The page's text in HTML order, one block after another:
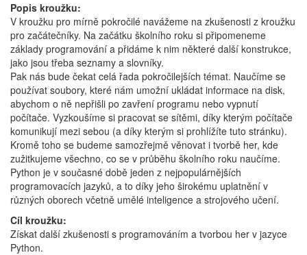
Popis kroužku:
V kroužku pro mírně pokročilé navážeme na zkušenosti z kroužku
pro začátečníky. Na začátku školního roku si připomeneme
základy programování a přidáme k nim některé další konstrukce,
jako jsou třeba seznamy a slovníky.
Pak nás bude čekat celá řada pokročilejších témat. Naučíme se
používat soubory, které nám umožní ukládat informace na disk,
abychom o ně nepřišli po zavření programu nebo vypnutí
počítače. Vyzkoušíme si pracovat se sítěmi, díky kterým počítače
komunikují mezi sebou (a díky kterým si prohlížíte tuto stránku).
Kromě toho se budeme samozřejmě věnovat i tvorbě her, kde
zužitkujeme všechno, co se v průběhu školního roku naučíme.
Python je v současné době jeden z nejpopulárnějších
programovacích jazyků, a to díky jeho širokému uplatnění v
různých oborech včetně umělé inteligence a strojového učení.
Cíl kroužku:
Získat další zkušenosti s programováním a tvorbou her v jazyce
Python.